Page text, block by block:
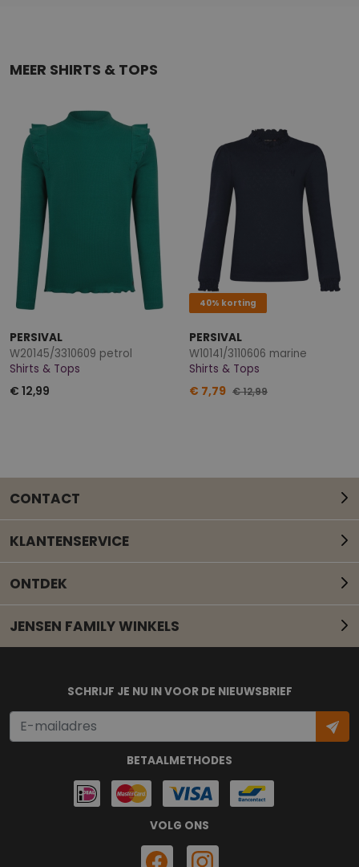
MEER SHIRTS & TOPS
PERSIVAL
W20145/3310609 petrol
Shirts & Tops
€ 12,99
40% korting
PERSIVAL
W10141/3110606 marine
Shirts & Tops
€ 7,79 € 12,99
CONTACT
Mail onze klantenservice
KLANTENSERVICE
ONTDEK
JENSEN FAMILY WINKELS
BETAALMETHODES
SCHRIJF JE NU IN VOOR DE NIEUWSBRIEF
VOLG ONS